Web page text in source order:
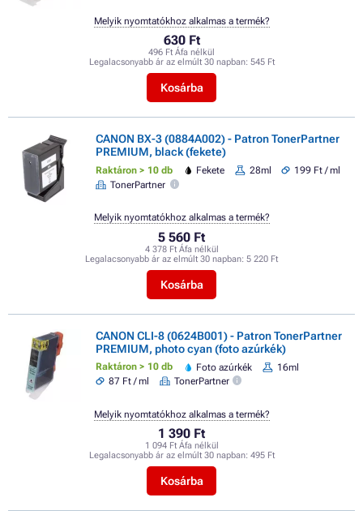
630 Ft
496 Ft Áfa nélkül
Legalacsonyabb ár az elmúlt 30 napban: 545 Ft
Kosárba
Melyik nyomtatókhoz alkalmas a termék?
CANON BX-3 (0884A002) - Patron TonerPartner
PREMIUM, black (fekete)
Raktáron > 10 db Fekete 28ml
199 Ft / ml
TonerPartner
5 560 Ft
4 378 Ft Áfa nélkül
Legalacsonyabb ár az elmúlt 30 napban: 5 220 Ft
Kosárba
Melyik nyomtatókhoz alkalmas a termék?
CANON CLI-8 (0624B001) - Patron TonerPartner
PREMIUM, photo cyan (foto azúrkék)
Raktáron > 10 db Foto azúrkék
16ml
87 Ft / ml
TonerPartner
1 390 Ft
1 094 Ft Áfa nélkül
Legalacsonyabb ár az elmúlt 30 napban: 495 Ft
Kosárba
Melyik nyomtatókhoz alkalmas a termék?